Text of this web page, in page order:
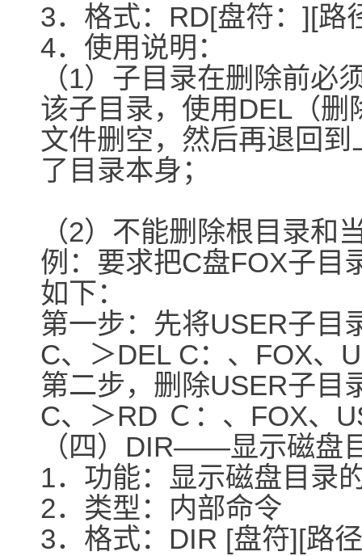
3．格式：RD[盘符：][路
4．使用说明：
（1）子目录在删除前必
该子目录，使用DEL（
文件删空，然后再退回
了目录本身；
（2）不能删除根目录和
例：要求把C盘FOX子目
如下：
第一步：先将USER子目
C、＞DEL C：、FOX、
第二步，删除USER子目
C、＞RD Ｃ：、FOX、
（四）DIR――显示磁盘
1．功能：显示磁盘目录
2．类型：内部命令
3．格式：DIR [盘符][路